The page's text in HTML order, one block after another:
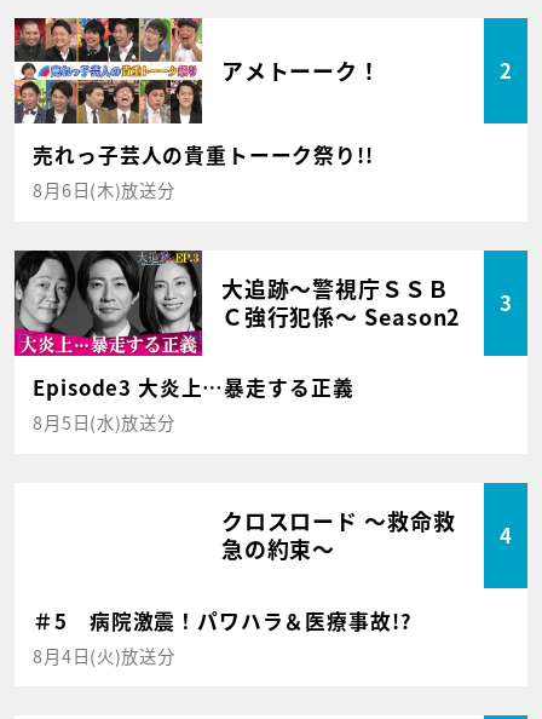
アメトーーク！ 2
売れっ子芸人の貴重トーーク祭り!!
8月6日(木)放送分
大追跡～警視庁ＳＳＢ
Ｃ強行犯係～ Season2
3
Episode3 大炎上…暴走する正義
8月5日(水)放送分
クロスロード ～救命救
急の約束～
4
＃5 病院激震！パワハラ＆医療事故!?
8月4日(火)放送分